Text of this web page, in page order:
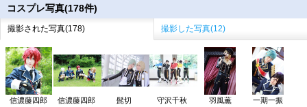
コスプレ写真(178件)
撮影された写真(178) 撮影した写真(12)
信濃藤四郎 信濃藤四郎 髭切 守沢千秋 羽風薫 一期一振